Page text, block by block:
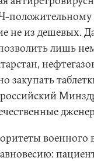
не из дешевых.
лишь
закупать